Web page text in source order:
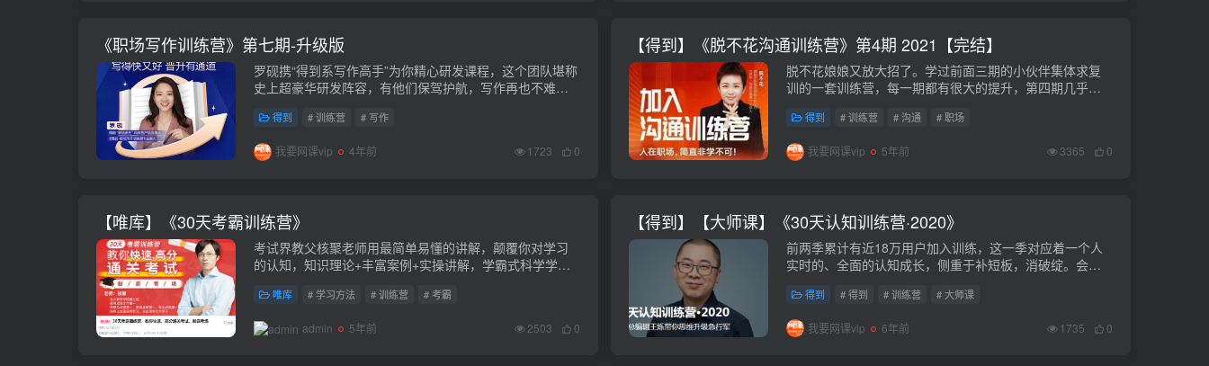
《职场写作训练营》第七期-升级版
罗砚携“得到系写作高手”为你精心研发课程，这个团队堪称
史上超豪华研发阵容，有他们保驾护航，写作再也不难
得到 # 训练营 # 写作
我要网课vip 4年前 1723 0
【得到】《脱不花沟通训练营》第4期 2021【完结】
脱不花娘娘又放大招了。学过前面三期的小伙伴集体求复
训的一套训练营，每一期都有很大的提升，第四期几乎重
之前没有的工具箱、手册，这一期...
得到 # 训练营 # 沟通 # 职场
我要网课vip 5年前 3365 0
【唯库】《30天考霸训练营》
考试界教父核聚老师用最简单易懂的讲解，颠覆你对学习
的认知，知识理论+丰富案例+实操讲解，学霸式科学学习
唯库 # 学习方法 # 训练营 # 考霸
admin 5年前 2503 0
【得到】【大师课】《30天认知训练营·2020》
前两季累计有近18万用户加入训练，这一季对应着一个人
实时的、全面的认知成长，侧重于补短板，消破绽。会员
得到 # 得到 # 训练营 # 大师课
我要网课vip 6年前 1735 0